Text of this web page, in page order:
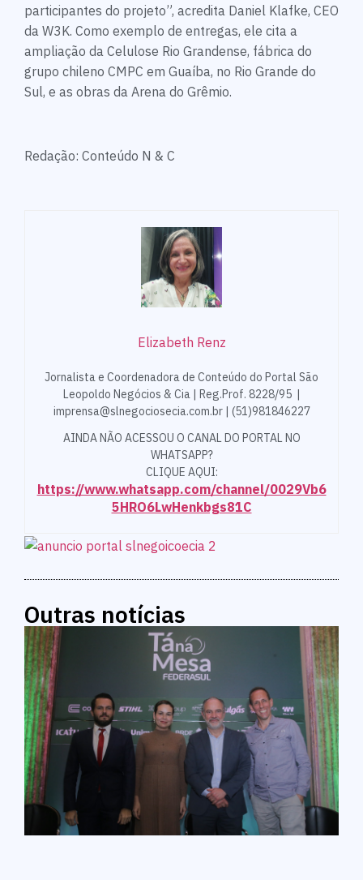
participantes do projeto”, acredita Daniel Klafke, CEO
da W3K. Como exemplo de entregas, ele cita a
ampliação da Celulose Rio Grandense, fábrica do
grupo chileno CMPC em Guaíba, no Rio Grande do
Sul, e as obras da Arena do Grêmio.
Redação: Conteúdo N & C
Elizabeth Renz
Jornalista e Coordenadora de Conteúdo do Portal São
Leopoldo Negócios & Cia | Reg.Prof. 8228/95 |
imprensa@slnegociosecia.com.br | (51)981846227
AINDA NÃO ACESSOU O CANAL DO PORTAL NO
WHATSAPP?
CLIQUE AQUI:
https://www.whatsapp.com/channel/0029Vb6
5HRO6LwHenkbgs81C
Outras notícias